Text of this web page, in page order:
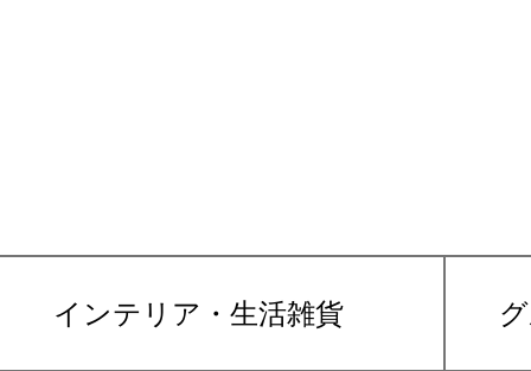
インテリア・生活雑貨